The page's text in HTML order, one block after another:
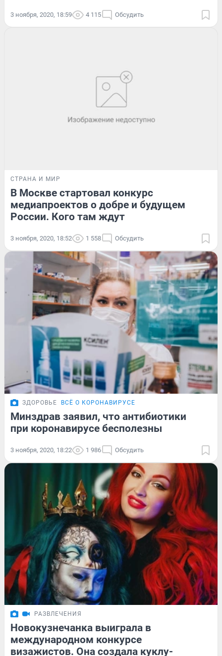
3 ноября, 2020, 18:59 4 115 Обсудить
СТРАНА И МИР
В Москве стартовал конкурс
медиапроектов о добре и будущем
России. Кого там ждут
3 ноября, 2020, 18:52 1 558 Обсудить
ЗДОРОВЬЕ ВСЁ О КОРОНАВИРУСЕ
Минздрав заявил, что антибиотики
при коронавирусе бесполезны
3 ноября, 2020, 18:22 1 986 Обсудить
РАЗВЛЕЧЕНИЯ
Новокузнечанка выиграла в
международном конкурсе
визажистов. Она создала куклу-